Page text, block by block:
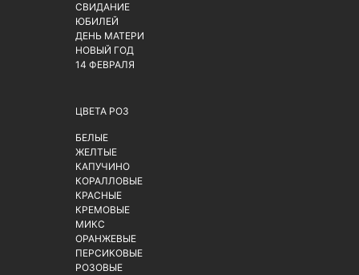
СВИДАНИЕ
ЮБИЛЕЙ
ДЕНЬ МАТЕРИ
НОВЫЙ ГОД
14 ФЕВРАЛЯ
ЦВЕТА РОЗ
БЕЛЫЕ
ЖЕЛТЫЕ
КАПУЧИНО
КОРАЛЛОВЫЕ
КРАСНЫЕ
КРЕМОВЫЕ
МИКС
ОРАНЖЕВЫЕ
ПЕРСИКОВЫЕ
РОЗОВЫЕ